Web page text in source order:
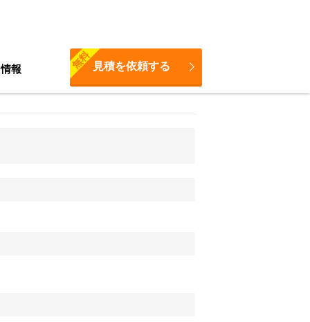
報 見積を依頼する
無料